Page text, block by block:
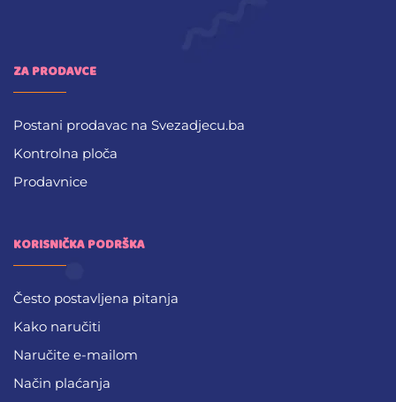
ZA PRODAVCE
Postani prodavac na Svezadjecu.ba
Kontrolna ploča
Prodavnice
KORISNIČKA PODRŠKA
Često postavljena pitanja
Kako naručiti
Naručite e-mailom
Način plaćanja